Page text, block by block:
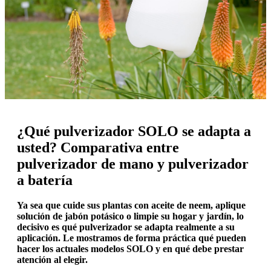
¿Qué pulverizador SOLO se adapta a
usted? Comparativa entre
pulverizador de mano y pulverizador
a batería
Ya sea que cuide sus plantas con aceite de neem, aplique
solución de jabón potásico o limpie su hogar y jardín, lo
decisivo es qué pulverizador se adapta realmente a su
aplicación. Le mostramos de forma práctica qué pueden
hacer los actuales modelos SOLO y en qué debe prestar
atención al elegir.